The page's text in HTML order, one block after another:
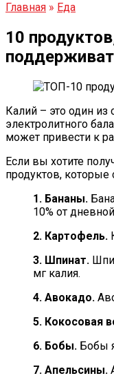
Главная » Еда
10
Калий – это один
электролитного
может привести к
Если вы хотите
продуктов,
1. Бананы.
10% от
2. Картофель.
3. Шпинат.
мг калия.
4. Авокадо.
5. Кокосовая
6. Бобы. Бобы
7. Апельсины.